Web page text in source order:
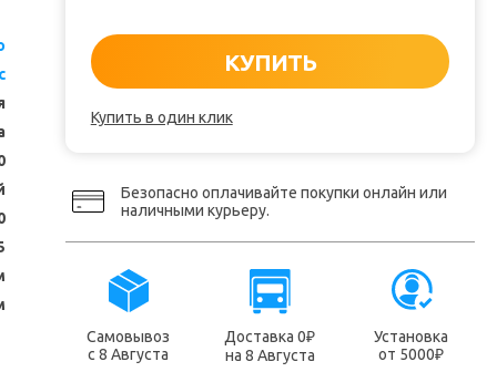
КУПИТЬ
Купить в один клик
Безопасно оплачивайте покупки онлайн или
наличными курьеру.
Самовывоз
с 8 Августа
Доставка 0₽
на 8 Августа
Установка
от 5000₽